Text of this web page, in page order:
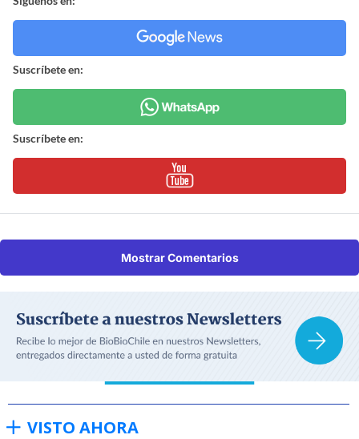
Suscríbete en:
Suscríbete en:
Mostrar Comentarios
VISTO AHORA